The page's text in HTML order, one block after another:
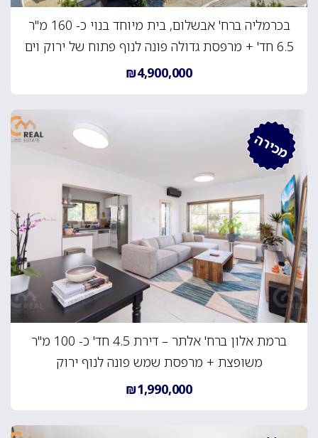
בכרמליה ברח' אבשלום, בית מיוחד בנוי כ- 160 מ"ר
6.5 חד' + מרפסת גדולה פונה לנוף פתוח של ירוק וים
₪4,900,000
מכירה
ברמת אלון ברח' אלתר – דירת 4.5 חד' כ- 100 מ"ר
משופצת + מרפסת שמש פונה לנוף ירוק
₪1,990,000